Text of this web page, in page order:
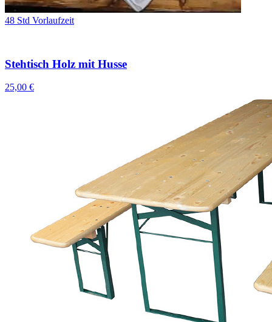
48 Std Vorlaufzeit
Stehtisch Holz mit Husse
25,00 €